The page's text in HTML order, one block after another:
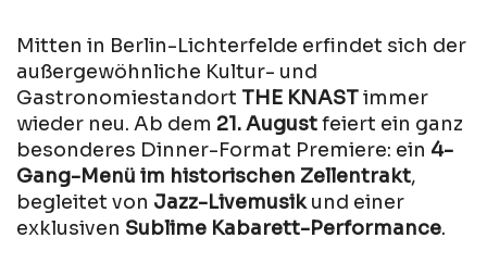
Mitten in Berlin-Lichterfelde erfindet sich der
außergewöhnliche Kultur- und
Gastronomiestandort THE KNASTimmer
wieder neu. Ab dem 21. Augustfeiert ein ganz
besonderes Dinner-Format Premiere: ein 4-
Gang-Menü im historischen Zellentrakt,
begleitet von Jazz-Livemusikund einer
exklusiven Sublime Kabarett-Performance.